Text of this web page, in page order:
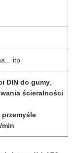
itp
DIN do gumy
ścieralności
min